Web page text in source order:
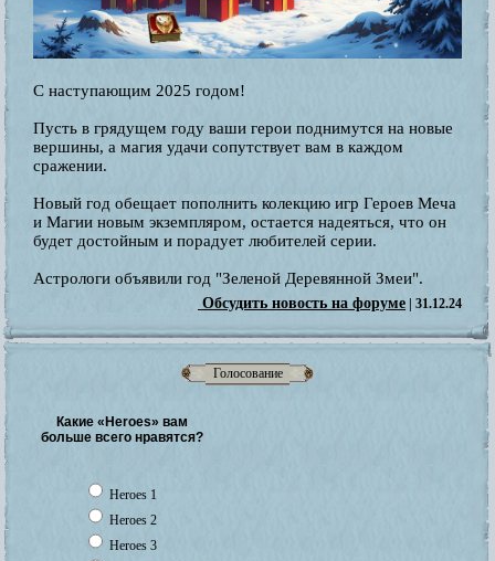
Голосование
Какие «Heroes» вам
больше всего нравятся?
Heroes 1
Heroes 2
Heroes 3
С наступающим 2025 годом!
Пусть в грядущем году ваши герои поднимутся на новые
вершины, а магия удачи сопутствует вам в каждом
сражении.
Новый год обещает пополнить колекцию игр Героев Меча
и Магии новым экземпляром, остается надеяться, что он
будет достойным и порадует любителей серии.
Астрологи объявили год "Зеленой Деревянной Змеи".
Обсудить новость на форуме | 31.12.24